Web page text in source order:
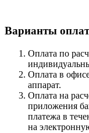
Варианты
Оплата по
Оплата в
аппарат.
Оплата на
приложения
платежа в
на